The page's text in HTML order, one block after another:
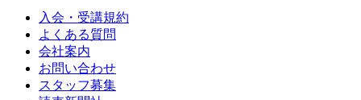
入会・受講規約
よくある質問
会社案内
お問い合わせ
スタッフ募集